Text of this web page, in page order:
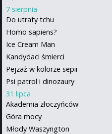
7 sierpnia
Do utraty tchu
Homo sapiens?
Ice Cream Man
Kandydaci śmierci
Pejzaż w kolorze sepii
Psi patrol i dinozaury
31 lipca
Akademia złoczyńców
Góra mocy
Młody Waszyngton